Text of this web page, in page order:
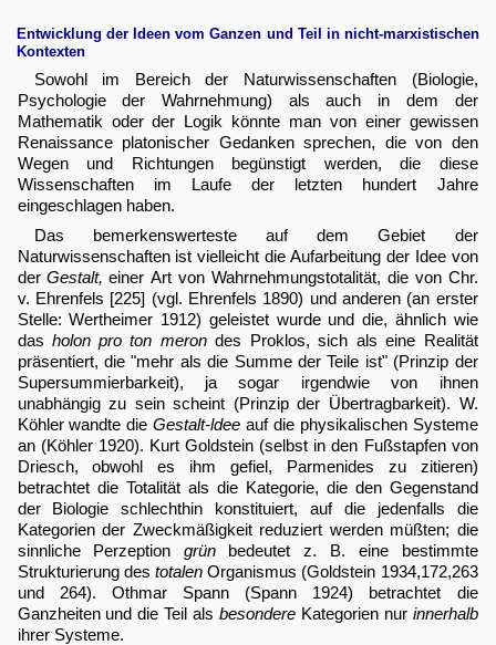
Entwicklung der Ideen vom Ganzen und Teil in nicht-marxistischen
Kontexten
Sowohl im Bereich der Naturwissenschaften (Biologie,
Psychologie der Wahrnehmung) als auch in dem der
Mathematik oder der Logik könnte man von einer gewissen
Renaissance platonischer Gedanken sprechen, die von den
Wegen und Richtungen begünstigt werden, die diese
Wissenschaften im Laufe der letzten hundert Jahre
eingeschlagen haben.
Das bemerkenswerteste auf dem Gebiet der
Naturwissenschaften ist vielleicht die Aufarbeitung der Idee von
der Gestalt, einer Art von Wahrnehmungstotalität, die von Chr.
v. Ehrenfels [225] (vgl. Ehrenfels 1890) und anderen (an erster
Stelle: Wertheimer 1912) geleistet wurde und die, ähnlich wie
das holon pro ton merondes Proklos, sich als eine Realität
präsentiert, die "mehr als die Summe der Teile ist" (Prinzip der
Supersummierbarkeit), ja sogar irgendwie von ihnen
unabhängig zu sein scheint (Prinzip der Übertragbarkeit). W.
Köhler wandte die Gestalt-ldeeauf die physikalischen Systeme
an (Köhler 1920). Kurt Goldstein (selbst in den Fußstapfen von
Driesch, obwohl es ihm gefiel, Parmenides zu zitieren)
betrachtet die Totalität als die Kategorie, die den Gegenstand
der Biologie schlechthin konstituiert, auf die jedenfalls die
Kategorien der Zweckmäßigkeit reduziert werden müßten; die
sinnliche Perzeption grünbedeutet z. B. eine bestimmte
Strukturierung des totalenOrganismus (Goldstein 1934,172,263
und 264). Othmar Spann (Spann 1924) betrachtet die
Ganzheiten und die Teil als besondereKategorien nur innerhalb
ihrer Systeme.